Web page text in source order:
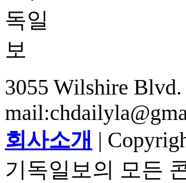
3055 Wilshire
회사소개 |
기독일보의 모든